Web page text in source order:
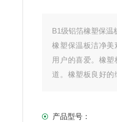
B1级铝箔橡塑保温
橡塑保温板洁净美
用户的喜爱。橡
道。橡塑板良好
产品型号：